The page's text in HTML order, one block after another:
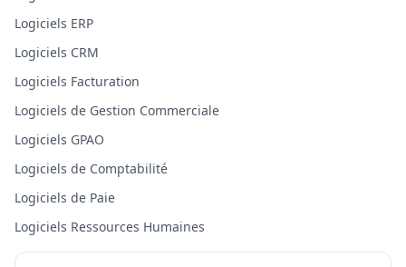
Logiciels ERP
Logiciels CRM
Logiciels Facturation
Logiciels de Gestion Commerciale
Logiciels GPAO
Logiciels de Comptabilité
Logiciels de Paie
Logiciels Ressources Humaines